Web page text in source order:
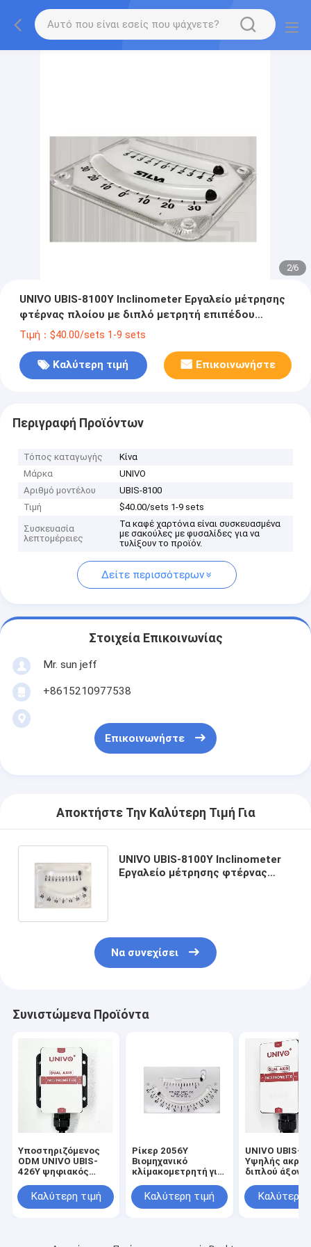
2/6
UNIVO UBIS-8100Y Inclinometer Εργαλείο μέτρησης
φτέρνας πλοίου με διπλό μετρητή επιπέδου
σωλήνα
Τιμή：$40.00/sets 1-9 sets
Καλύτερη τιμή Επικοινωνήστε
Περιγραφή Προϊόντων
Τόπος καταγωγής
Κίνα
Μάρκα
UNIVO
Αριθμό μοντέλου
UBIS-8100
Τιμή
$40.00/sets 1-9 sets
Συσκευασία
λεπτομέρειες
Τα καφέ χαρτόνια είναι συσκευασμένα
με σακούλες με φυσαλίδες για να
τυλίξουν το προϊόν.
Δείτε περισσότερων
Στοιχεία Επικοινωνίας
Mr. sun jeff
+8615210977538
Επικοινωνήστε
Αποκτήστε Την Καλύτερη Τιμή Για
UNIVO UBIS-8100Y Inclinometer
Εργαλείο μέτρησης φτέρνας
Να συνεχίσει
Συνιστώμενα Προϊόντα
Υποστηριζόμενος
ODM UNIVO UBIS-
426Y ψηφιακός
για βιομηχανικές
εφαρμογές
Καλύτερη τιμή
Ρίκερ 2056Y
Βιομηχανικό
κλίμακομετρητή για
μοιρών
Καλύτερη τιμή
UNIVO UBIS-
Υψηλής
διπλού άξονα
20mA RS232
TTL CAN
Καλύτερη